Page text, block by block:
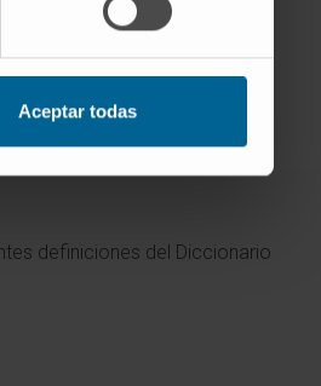
Aceptar todas
términos médicos.
definiciones del Diccionario